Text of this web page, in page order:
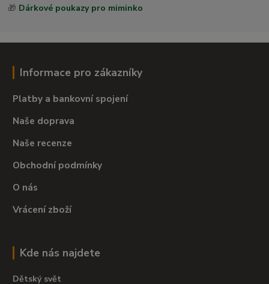
🎁 Dárkové poukazy pro miminko
Informace pro zákazníky
Platby a bankovní spojení
Naše doprava
Naše recenze
Obchodní podmínky
O nás
Vrácení zboží
Kde nás najdete
Dětský svět